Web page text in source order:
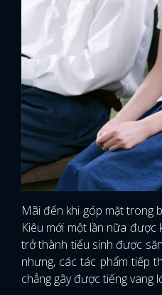
Mãi đến khi góp mặt trong
Kiêu mới một lần nữa được
trở thành tiểu sinh được
nhưng, các tác phẩm tiếp
chẳng gây được tiếng vang